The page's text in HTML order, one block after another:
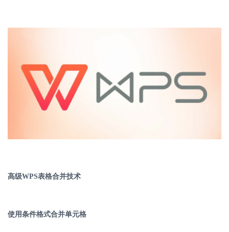
高级WPS表格合并技术
使用条件格式合并单元格